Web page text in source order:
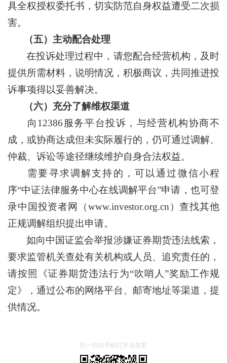
具全权授权委托书，切实防范自身权益遭受二次损
害。
（五）主动配合处理
在投诉处理过程中，请您配合经营机构，及时
提供所需材料，说明情况，积极商议，共同推进投
诉事项得以妥善解决。
（六）充分了解维权渠道
向12386服务平台投诉，与经营机构协商不
成，或协商达成但未实际履行的，仍可通过调解、
仲裁、诉讼等途径继续维护自身合法权益。
需要寻求调解支持的，可以通过微信小程
序“中证法律服务中心在线调解平台”申请，也可登
录中国投资者网（www.investor.org.cn）查找其他
正规调解组织提出申请。
如向中国证监会举报涉嫌证券期货违法线索，
要求监管机关查处有关机构或人员、追究责任的，
请按照《证券期货违法行为“吹哨人”奖励工作规
定》，通过公布的网络平台、邮寄地址等渠道，提
供情况。
扫一扫在手机打开当前页